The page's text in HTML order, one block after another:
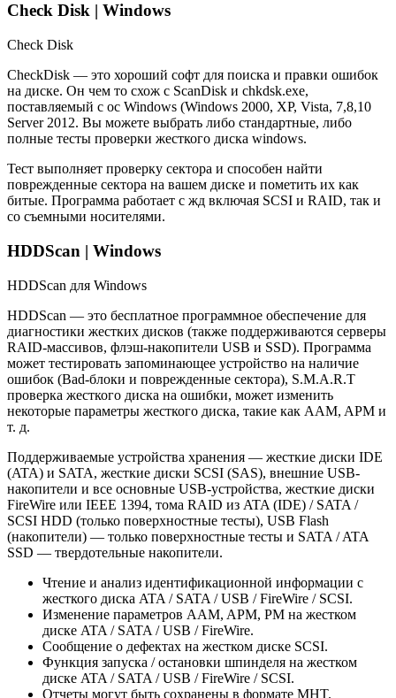
Check Disk | Windows
Check Disk
CheckDisk — это хороший софт для поиска и правки ошибок
на диске. Он чем то схож с ScanDisk и chkdsk.exe,
поставляемый с ос Windows (Windows 2000, XP, Vista, 7,8,10
Server 2012. Вы можете выбрать либо стандартные, либо
полные тесты проверки жесткого диска windows.
Тест выполняет проверку сектора и способен найти
поврежденные сектора на вашем диске и пометить их как
битые. Программа работает с жд включая SCSI и RAID, так и
со съемными носителями.
HDDScan | Windows
HDDScan для Windows
HDDScan — это бесплатное программное обеспечение для
диагностики жестких дисков (также поддерживаются серверы
RAID-массивов, флэш-накопители USB и SSD). Программа
может тестировать запоминающее устройство на наличие
ошибок (Bad-блоки и поврежденные сектора), S.M.A.R.T
проверка жесткого диска на ошибки, может изменить
некоторые параметры жесткого диска, такие как AAM, APM и
т. д.
Поддерживаемые устройства хранения — жесткие диски IDE
(ATA) и SATA, жесткие диски SCSI (SAS), внешние USB-
накопители и все основные USB-устройства, жесткие диски
FireWire или IEEE 1394, тома RAID из ATA (IDE) / SATA /
SCSI HDD (только поверхностные тесты), USB Flash
(накопители) — только поверхностные тесты и SATA / ATA
SSD — твердотельные накопители.
Чтение и анализ идентификационной информации с
жесткого диска ATA / SATA / USB / FireWire / SCSI.
Изменение параметров AAM, APM, PM на жестком
диске ATA / SATA / USB / FireWire.
Сообщение о дефектах на жестком диске SCSI.
Функция запуска / остановки шпинделя на жестком
диске ATA / SATA / USB / FireWire / SCSI.
Отчеты могут быть сохранены в формате MHT.